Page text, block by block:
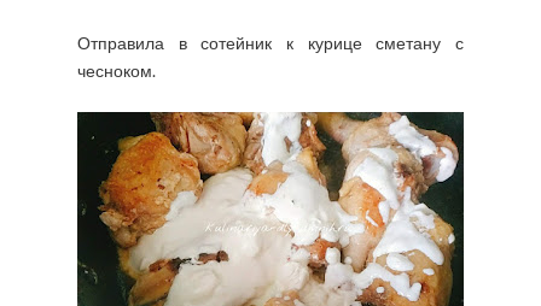
Отправила в сотейник к курице сметану с
чесноком.